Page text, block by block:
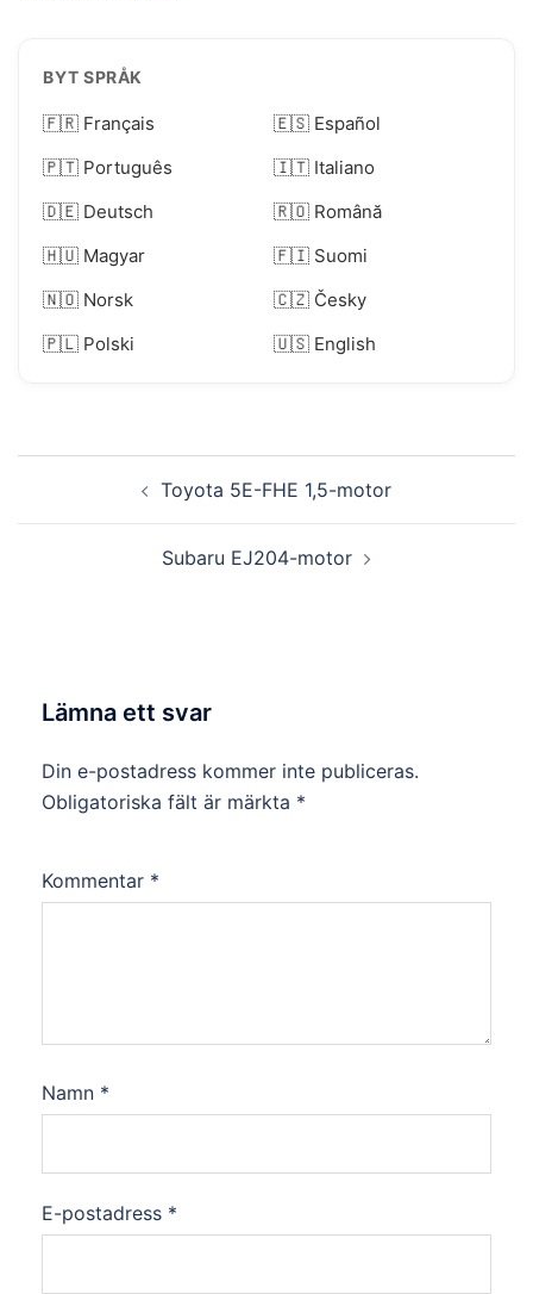
BYT SPRÅK
🇫🇷 Français
🇪🇸 Español
🇵🇹 Português
🇮🇹 Italiano
🇩🇪 Deutsch
🇷🇴 Română
🇭🇺 Magyar
🇫🇮 Suomi
🇳🇴 Norsk
🇨🇿 Česky
🇵🇱 Polski
🇺🇸 English
Toyota 5E-FHE 1,5-motor
Subaru EJ204-motor
Lämna ett svar
Din e-postadress kommer inte publiceras.
Obligatoriska fält är märkta *
Kommentar *
Namn *
E-postadress *